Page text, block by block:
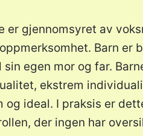
er gjennomsyret av
Barn er
egen mor og far.
ekstrem
og ideal. I praksis er
der ingen har